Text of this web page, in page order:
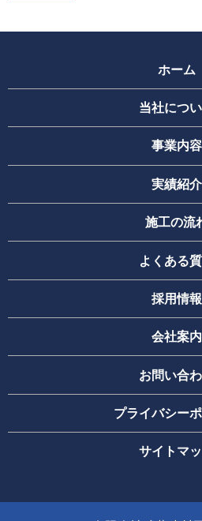
ホーム
当社につ
事業内容
実績紹介
施工の流
よくある
採用情報
会社案内
お問い合
プライバシー
サイトマ